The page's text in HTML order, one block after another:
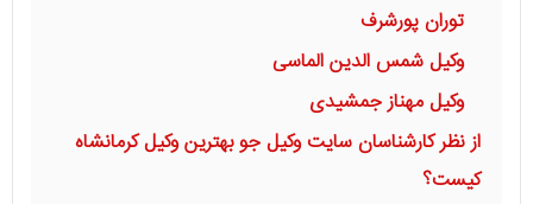
توران پورشرف
وکیل شمس الدین الماسی
وکیل مهناز جمشیدی
از نظر کارشناسان سایت وکیل جو بهترین وکیل کرمانشاه
کیست؟